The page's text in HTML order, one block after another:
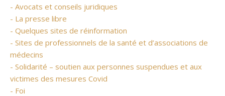
- Avocats et conseils juridiques
- La presse libre
- Quelques sites de réinformation
- Sites de professionnels de la santé et d’associations de
médecins
- Solidarité – soutien aux personnes suspendues et aux
victimes des mesures Covid
- Foi